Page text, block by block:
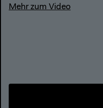
Mehr zum Video